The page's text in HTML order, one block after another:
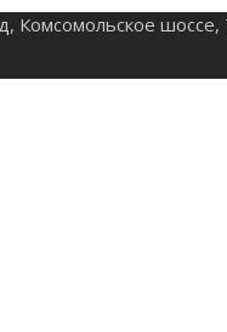
Комсомольское шоссе,